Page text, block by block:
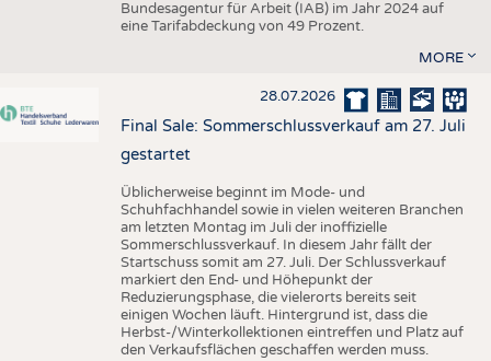
Bundesagentur für Arbeit (IAB) im Jahr 2024 auf
eine Tarifabdeckung von 49 Prozent.
MORE
28.07.2026
Final Sale: Sommerschlussverkauf am 27. Juli
gestartet
Üblicherweise beginnt im Mode- und
Schuhfachhandel sowie in vielen weiteren Branchen
am letzten Montag im Juli der inoffizielle
Sommerschlussverkauf. In diesem Jahr fällt der
Startschuss somit am 27. Juli. Der Schlussverkauf
markiert den End- und Höhepunkt der
Reduzierungsphase, die vielerorts bereits seit
einigen Wochen läuft. Hintergrund ist, dass die
Herbst-/Winterkollektionen eintreffen und Platz auf
den Verkaufsflächen geschaffen werden muss.